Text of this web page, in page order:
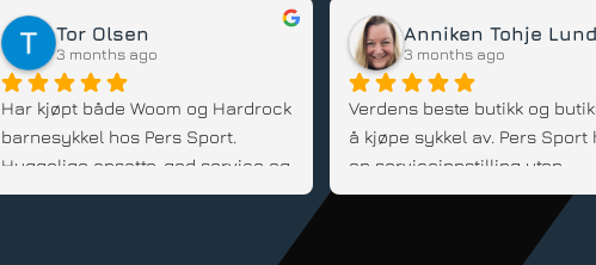
Mats Dahl
5 months ago
Har kjøpt både el-lastesykkel og
flere barnesykler av Per og vi er
alltid fornøyd! Han kommer med
gode råd, er fleksibel og veldig
Dennis
5 months ago